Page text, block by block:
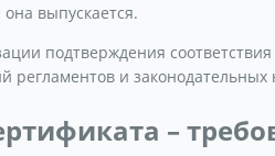
выпускается.
подтверждения соответствия
регламентов и законодательных
–